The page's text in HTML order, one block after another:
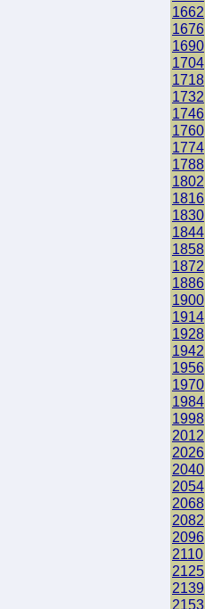
1662
1676
1690
1704
1718
1732
1746
1760
1774
1788
1802
1816
1830
1844
1858
1872
1886
1900
1914
1928
1942
1956
1970
1984
1998
2012
2026
2040
2054
2068
2082
2096
2110
2125
2139
2153